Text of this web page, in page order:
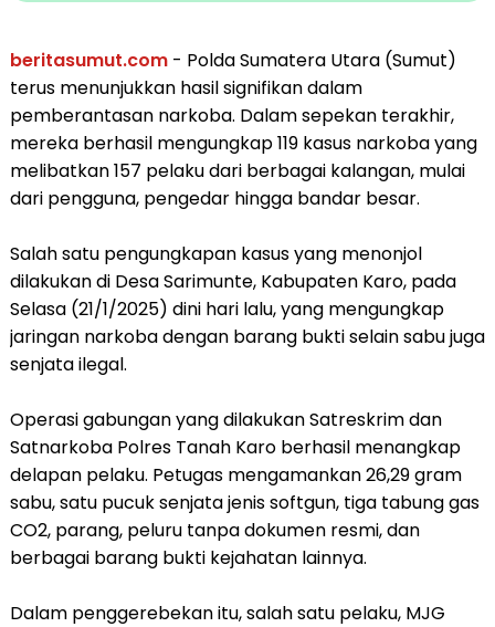
beritasumut.com- Polda Sumatera Utara (Sumut)
terus menunjukkan hasil signifikan dalam
pemberantasan narkoba. Dalam sepekan terakhir,
mereka berhasil mengungkap 119 kasus narkoba yang
melibatkan 157 pelaku dari berbagai kalangan, mulai
dari pengguna, pengedar hingga bandar besar.
Salah satu pengungkapan kasus yang menonjol
dilakukan di Desa Sarimunte, Kabupaten Karo, pada
Selasa (21/1/2025) dini hari lalu, yang mengungkap
jaringan narkoba dengan barang bukti selain sabu juga
senjata ilegal.
Operasi gabungan yang dilakukan Satreskrim dan
Satnarkoba Polres Tanah Karo berhasil menangkap
delapan pelaku. Petugas mengamankan 26,29 gram
sabu, satu pucuk senjata jenis softgun, tiga tabung gas
CO2, parang, peluru tanpa dokumen resmi, dan
berbagai barang bukti kejahatan lainnya.
Dalam penggerebekan itu, salah satu pelaku, MJG